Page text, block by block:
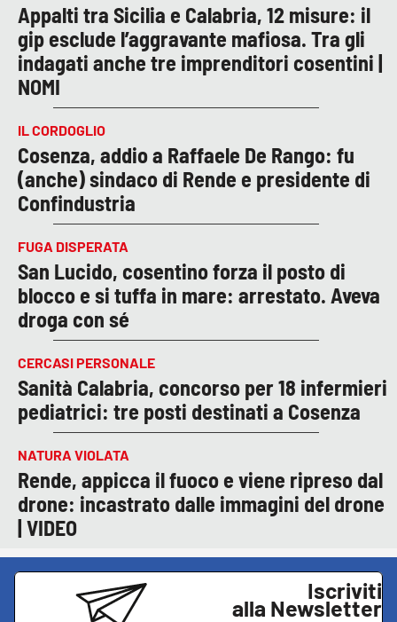
Appalti tra Sicilia e Calabria, 12 misure: il
gip esclude l’aggravante mafiosa. Tra gli
indagati anche tre imprenditori cosentini |
NOMI
IL CORDOGLIO
Cosenza, addio a Raffaele De Rango: fu
(anche) sindaco di Rende e presidente di
Confindustria
FUGA DISPERATA
San Lucido, cosentino forza il posto di
blocco e si tuffa in mare: arrestato. Aveva
droga con sé
CERCASI PERSONALE
Sanità Calabria, concorso per 18 infermieri
pediatrici: tre posti destinati a Cosenza
NATURA VIOLATA
Rende, appicca il fuoco e viene ripreso dal
drone: incastrato dalle immagini del drone
| VIDEO
Iscriviti
alla Newsletter